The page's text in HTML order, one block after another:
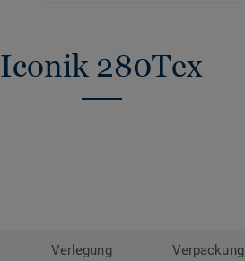
Iconik 280Tex
Verlegung Verpackung